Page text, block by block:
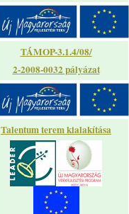
TÁMOP-3.1.4/08/
2-2008-0032 pályázat
Talentum terem kialakítása